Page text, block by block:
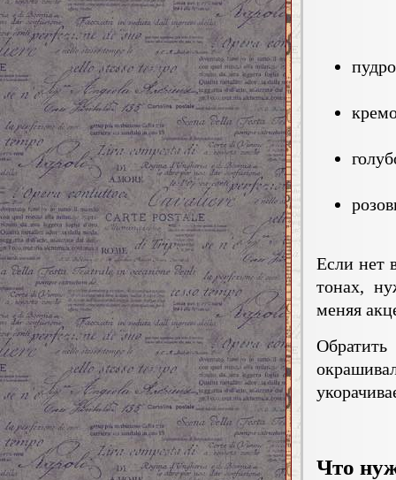
Если нет
тонах,
меняя
Что